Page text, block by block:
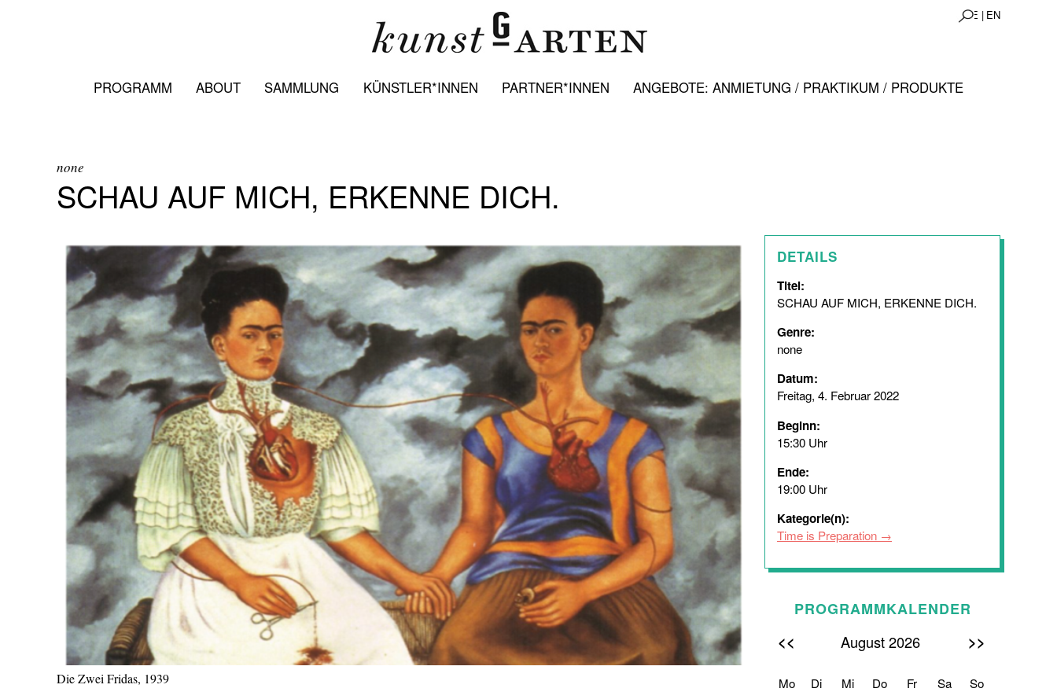
DE | EN
PROGRAMM ABOUT SAMMLUNG KÜNSTLER*INNEN PARTNER*INNEN ANGEBOTE: ANMIETUNG / PRAKTIKUM / PRODUKTE
none
SCHAU AUF MICH, ERKENNE DICH.
Die Zwei Fridas, 1939
DETAILS
Titel:
SCHAU AUF MICH, ERKENNE DICH.
Genre:
none
Datum:
Freitag, 4. Februar 2022
Beginn:
15:30 Uhr
Ende:
19:00 Uhr
Kategorie(n):
Time is Preparation
PROGRAMMKALENDER
<< August 2026 >>
Mo Di Mi Do Fr Sa So